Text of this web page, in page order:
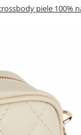
piele 100%